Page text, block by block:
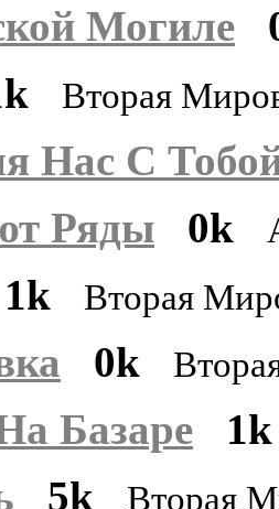
Могиле
Вторая
Нас С
Ряды
0k
1k Вторая
0k
Базаре
1k
5k Вторая